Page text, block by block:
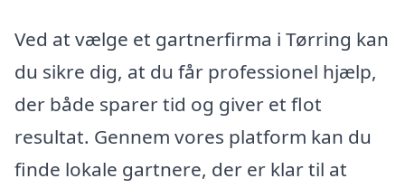
Ved at vælge et gartnerfirma i Tørring kan
du sikre dig, at du får professionel hjælp,
der både sparer tid og giver et flot
resultat. Gennem vores platform kan du
finde lokale gartnere, der er klar til at